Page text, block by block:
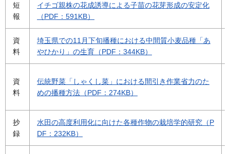
短
報
イチゴ親株の花成誘導による子苗の花芽形成の安定化
（PDF：591KB）
資
料
埼玉県での11月下旬播種における中間質小麦品種「あ
やひかり」の生育（PDF：344KB）
資
料
伝統野菜「しゃくし菜」における間引き作業省力のた
めの播種方法（PDF：274KB）
抄
録
水田の高度利用化に向けた各種作物の栽培学的研究（P
DF：232KB）